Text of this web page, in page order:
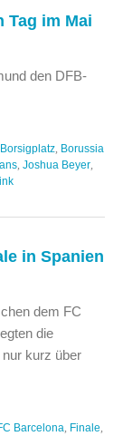
Tag im Mai
den DFB-
Borsigplatz Borussia
Joshua Beyer
in Spanien
dem FC
die
kurz über
Barcelona Finale